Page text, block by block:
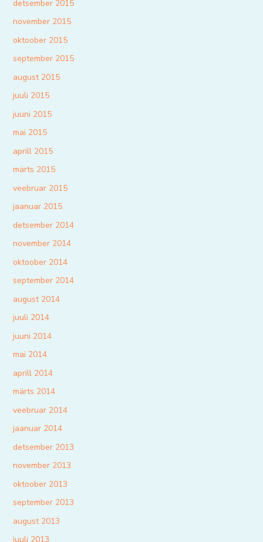
detsember 2015
november 2015
oktoober 2015
september 2015
august 2015
juuli 2015
juuni 2015
mai 2015
aprill 2015
märts 2015
veebruar 2015
jaanuar 2015
detsember 2014
november 2014
oktoober 2014
september 2014
august 2014
juuli 2014
juuni 2014
mai 2014
aprill 2014
märts 2014
veebruar 2014
jaanuar 2014
detsember 2013
november 2013
oktoober 2013
september 2013
august 2013
juuli 2013